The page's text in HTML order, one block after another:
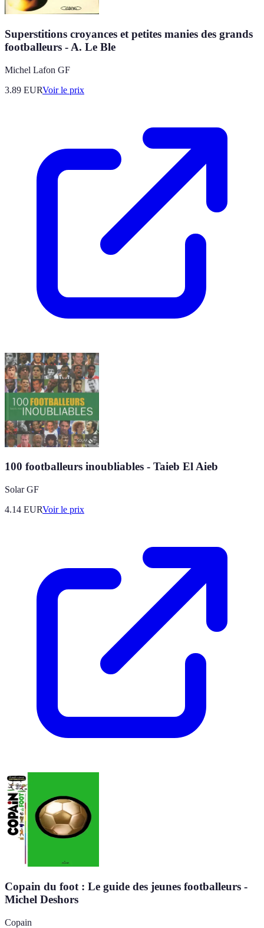
Superstitions croyances et petites manies des grands
footballeurs - A. Le Ble
Michel Lafon GF
3.89 EURVoir le prix
100 footballeurs inoubliables - Taieb El Aieb
Solar GF
4.14 EURVoir le prix
Copain du foot : Le guide des jeunes footballeurs -
Michel Deshors
Copain